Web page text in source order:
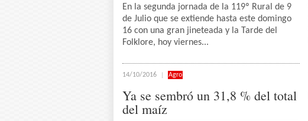
En la segunda jornada de la 119º Rural de 9
de Julio que se extiende hasta este domingo
16 con una gran jineteada y la Tarde del
Folklore, hoy viernes...
14/10/2016 Agro
Ya se sembró un 31,8 % del total
del maíz